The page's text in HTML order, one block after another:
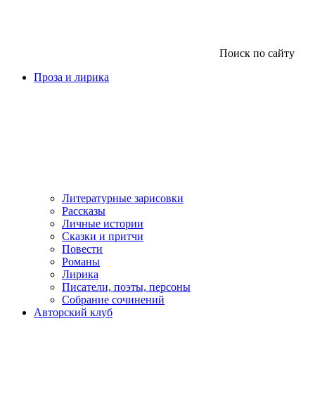
Поиск по сайту
Проза и лирика
Литературные зарисовки
Рассказы
Личные истории
Сказки и притчи
Повести
Романы
Лирика
Писатели, поэты, персоны
Собрание сочинений
Авторский клуб